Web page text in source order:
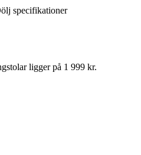
specifikationer
ligger på 1 999 kr.